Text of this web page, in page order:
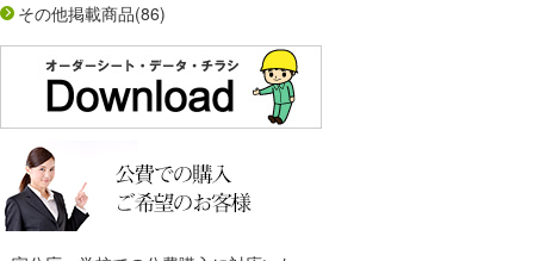
その他掲載商品(86)